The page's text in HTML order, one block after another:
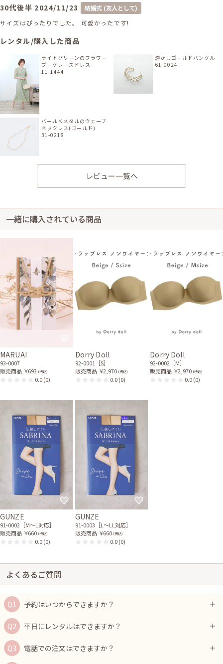
30代後半 2024/11/23
結婚式 (友人として)
サイズはぴったりでした。 可愛かったです!
レンタル/購入した商品
ライトグリーンのフラワー
ブーケレースドレス
11-1444
透かしゴールドバングル
61-0024
パール×メタルのウェーブ
ネックレス(ゴールド)
31-0218
20代後半2022/09/25 結婚式 (友人として)
パールが目立ってとても華やかになりました。
ブラックのシフォンストー
ル
21-0265
ヤーネックレス
レビュー一覧へ
一緒に購入されている商品
MARUAI
93-0007
販売商品 ￥693 (税込)
0.0(0)
Dorry Doll
92-0001［S］
販売商品 ￥2,970 (税込)
0.0(0)
Dorry Doll
92-0002［M］
販売商品 ￥2,970 (税込)
0.0(0)
GUNZE
91-0002［M〜L対応］
販売商品 ￥660 (税込)
0.0(0)
GUNZE
91-0003［L〜LL対応］
販売商品 ￥660 (税込)
0.0(0)
よくあるご質問
予約はいつからできますか？
平日にレンタルはできますか？
電話での注文はできますか？